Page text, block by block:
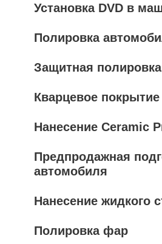
Установка DVD в
Полировка
Защитная
Кварцевое
Нанесение Ceramic
Предпродажная
автомобиля
Нанесение жидкого
Полировка фар